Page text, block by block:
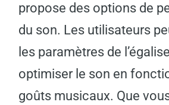
propose des options de
du son. Les utilisateurs
les paramètres de
optimiser le son en
goûts musicaux. Que